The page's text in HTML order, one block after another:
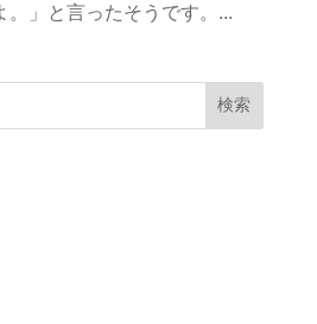
。」と言ったそうです。...
検索